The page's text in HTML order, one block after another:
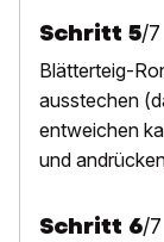
Schritt 5/7
Blätterteig-
ausstechen
entweichen
und
Schritt 6/7